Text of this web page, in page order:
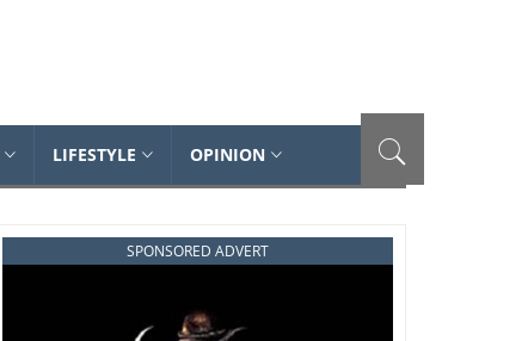
LIFESTYLE OPINION
SPONSORED ADVERT